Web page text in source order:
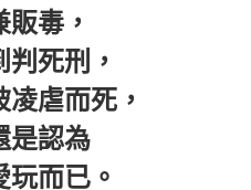
毒，
死刑，
虐而死，
是認為
而已。